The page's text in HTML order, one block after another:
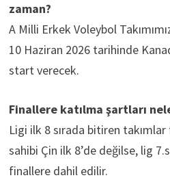
zaman?
A Milli Erkek Voleybol
10 Haziran 2026 tarihinde
start verecek.
Finallere katılma şartları
Ligi ilk 8 sırada bitiren takımlar
sahibi Çin ilk 8’de değilse, lig
finallere dahil edilir.